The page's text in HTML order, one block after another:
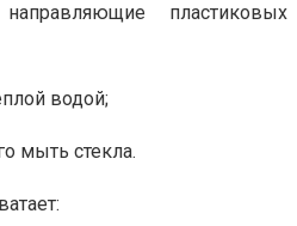
пластиковых
водой;
мыть стекла.